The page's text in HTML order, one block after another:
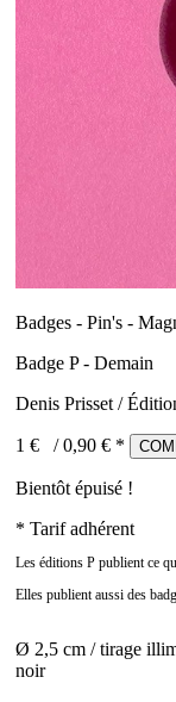
Badges - Pin's -
Badge P - Demain
Denis Prisset /
1 € /0,90 € *
Bientôt épuisé !
* Tarif adhérent
Les éditions P publient ce
Elles publient aussi des
Ø 2,5 cm / tirage
noir